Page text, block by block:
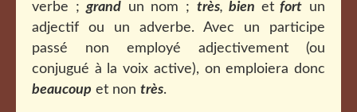
verbe ;grand un nom ; très, bien etfort un
adjectif ou un adverbe. Avec un participe
passé non employé adjectivement (ou
conjugué à la voix active), on emploiera donc
beaucoup et non très.